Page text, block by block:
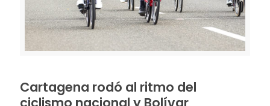
Cartagena rodó al ritmo del